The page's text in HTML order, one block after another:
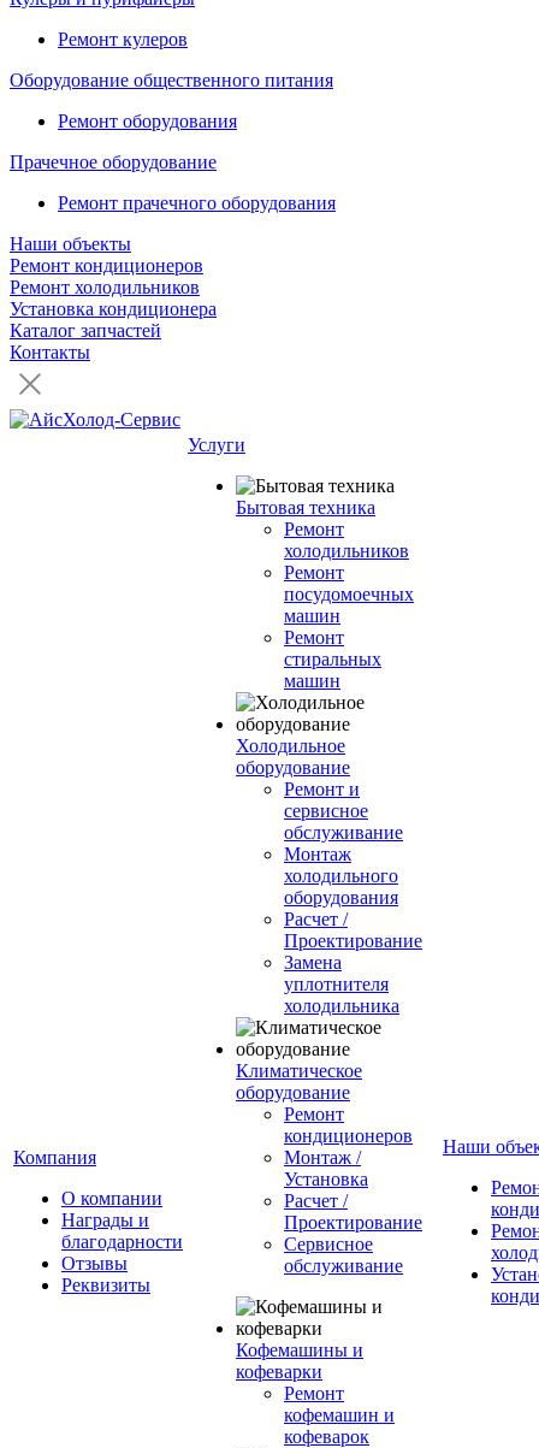
Ремонт кулеров
Оборудование общественного питания
Ремонт оборудования
Прачечное оборудование
Ремонт прачечного оборудования
Наши объекты
Ремонт кондиционеров
Ремонт холодильников
Установка кондиционера
Каталог запчастей
Контакты
Компания
О компании
Награды и
благодарности
Отзывы
Реквизиты
Услуги
Бытовая техника
Ремонт
холодильников
Ремонт
посудомоечных
машин
Ремонт
стиральных
машин
Холодильное
оборудование
Ремонт и
сервисное
обслуживание
Монтаж
холодильного
оборудования
Расчет /
Проектирование
Замена
уплотнителя
холодильника
Климатическое
оборудование
Ремонт
кондиционеров
Монтаж /
Установка
Расчет /
Проектирование
Сервисное
обслуживание
Кофемашины и
кофеварки
Ремонт
кофемашин и
кофеварок
Наши